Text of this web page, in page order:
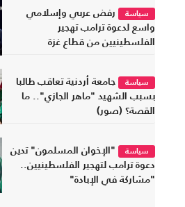
سياسة
رفض عربي وإسلامي
واسع لدعوة ترامب تهجير
الفلسطينيين من قطاع غزة
سياسة
جامعة أردنية تعاقب طالبا
بسبب الشهيد "ماهر الجازي".. ما
القصة؟ (صور)
سياسة
"الإخوان المسلمون" تدين
دعوة ترامب لتهجير الفلسطينيين..
"مشاركة في الإبادة"